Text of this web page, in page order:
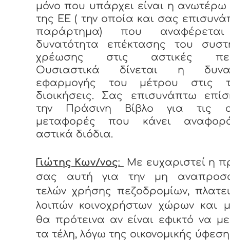
μόνο που υπάρχει είναι η ανωτέρω
της ΕΕ ( την οποία και σας
παράρτημα) που
δυνατότητα επέκτασης του
χρέωσης στις αστικές
Ουσιαστικά δίνεται η
εφαρμογής του μέτρου στις
διοικήσεις. Σας επισυνάπτω
την Πράσινη Βίβλο για τις
μεταφορές που κάνει
αστικά διόδια.
Γιώτης Κων/νος:
Με ευχαριστεί η
σας αυτή για την μη
τελών χρήσης πεζοδρομίων,
λοιπών κοινοχρήστων χώρων και
θα πρότεινα αν είναι εφικτό να
τα τέλη, λόγω της οικονομικής